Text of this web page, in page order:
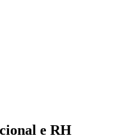
e RH